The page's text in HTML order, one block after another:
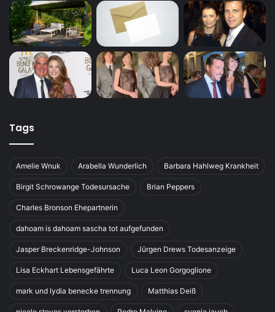
Tags
Amelie Wnuk Arabella Wunderlich Barbara Hahlweg Krankheit
Birgit Schrowange Todesursache Brian Peppers
Charles Bronson Ehepartnerin
dahoam is dahoam sascha tot aufgefunden
Jasper Breckenridge-Johnson Jürgen Drews Todesanzeige
Lisa Eckhart Lebensgefährte Luca Leon Gorgoglione
mark und lydia benecke trennung Matthias Deiß